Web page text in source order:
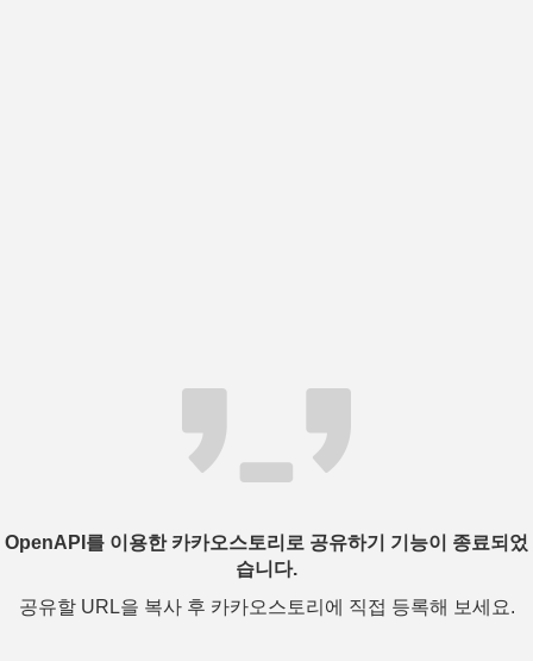
OpenAPI를 이용한 카카오스토리로 공유하기 기능이 종료되었
습니다.
공유할 URL을 복사 후 카카오스토리에 직접 등록해 보세요.